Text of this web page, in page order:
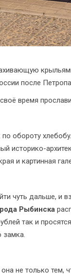
после
время
обороту
историко-
и картинная
чуть дальше, и
Рыбинска
так и
замка.
не только тем,